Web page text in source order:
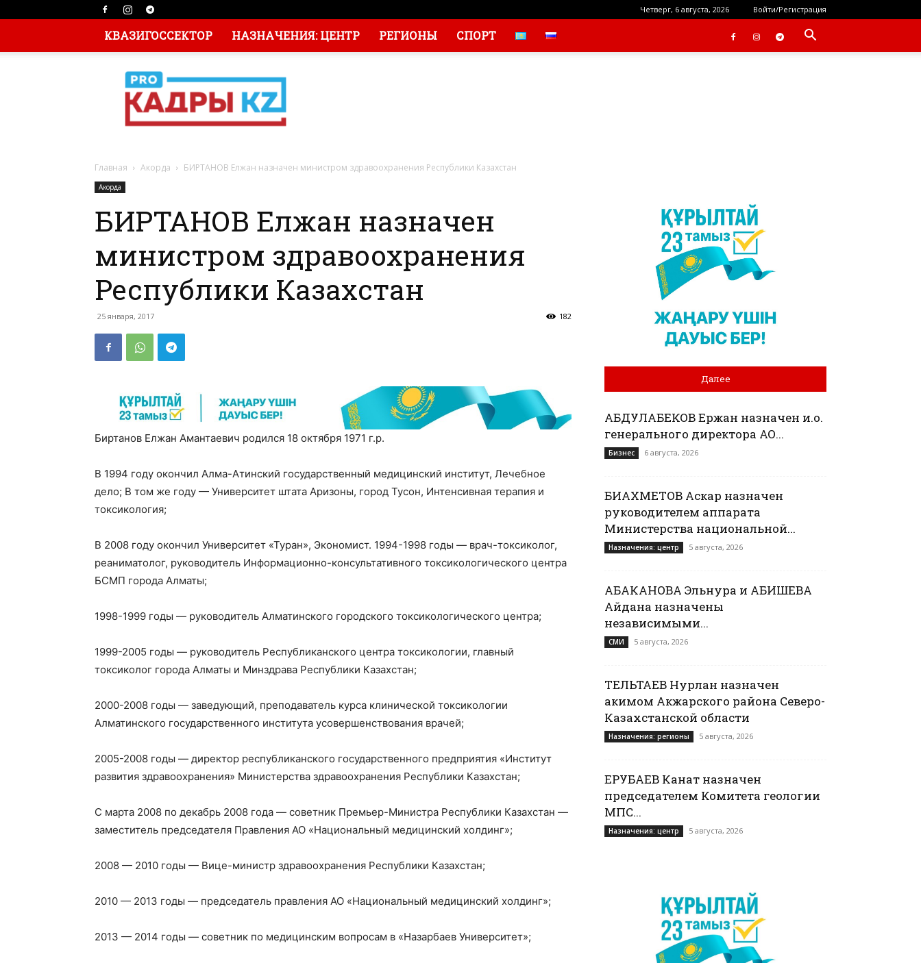
Четверг, 6 августа, 2026 Войти/Регистрация
КВАЗИГОССЕКТОР НАЗНАЧЕНИЯ: ЦЕНТР РЕГИОНЫ СПОРТ
Главная Акорда БИРТАНОВ Елжан назначен министром здравоохранения Республики Казахстан
Акорда
БИРТАНОВ Елжан назначен
министром здравоохранения
Республики Казахстан
25 января, 2017 182
Биртанов Елжан Амантаевич родился 18 октября 1971 г.р.
В 1994 году окончил Алма-Атинский государственный медицинский институт, Лечебное
дело; В том же году — Университет штата Аризоны, город Тусон, Интенсивная терапия и
токсикология;
В 2008 году окончил Университет «Туран», Экономист. 1994-1998 годы — врач-токсиколог,
реаниматолог, руководитель Информационно-консультативного токсикологического центра
БСМП города Алматы;
1998-1999 годы — руководитель Алматинского городского токсикологического центра;
1999-2005 годы — руководитель Республиканского центра токсикологии, главный
токсиколог города Алматы и Минздрава Республики Казахстан;
2000-2008 годы — заведующий, преподаватель курса клинической токсикологии
Алматинского государственного института усовершенствования врачей;
2005-2008 годы — директор республиканского государственного предприятия «Институт
развития здравоохранения» Министерства здравоохранения Республики Казахстан;
С марта 2008 по декабрь 2008 года — советник Премьер-Министра Республики Казахстан —
заместитель председателя Правления АО «Национальный медицинский холдинг»;
2008 — 2010 годы — Вице-министр здравоохранения Республики Казахстан;
2010 — 2013 годы — председатель правления АО «Национальный медицинский холдинг»;
2013 — 2014 годы — советник по медицинским вопросам в «Назарбаев Университет»;
Далее
АБДУЛАБЕКОВ Ержан назначен и.о.
генерального директора АО...
Бизнес 6 августа, 2026
БИАХМЕТОВ Аскар назначен
руководителем аппарата
Министерства национальной...
Назначения: центр 5 августа, 2026
АБАКАНОВА Эльнура и АБИШЕВА
Айдана назначены
независимыми...
СМИ 5 августа, 2026
ТЕЛЬТАЕВ Нурлан назначен
акимом Акжарского района Северо-
Казахстанской области
Назначения: регионы 5 августа, 2026
ЕРУБАЕВ Канат назначен
председателем Комитета геологии
МПС...
Назначения: центр 5 августа, 2026